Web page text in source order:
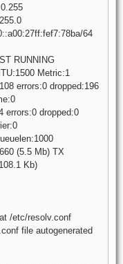
64
RUNNING
Metric:1
errors:0 dropped:196
errors:0 dropped:0
(5.5 Mb) TX
Kb)
/etc/resolv.conf
file autogenerated